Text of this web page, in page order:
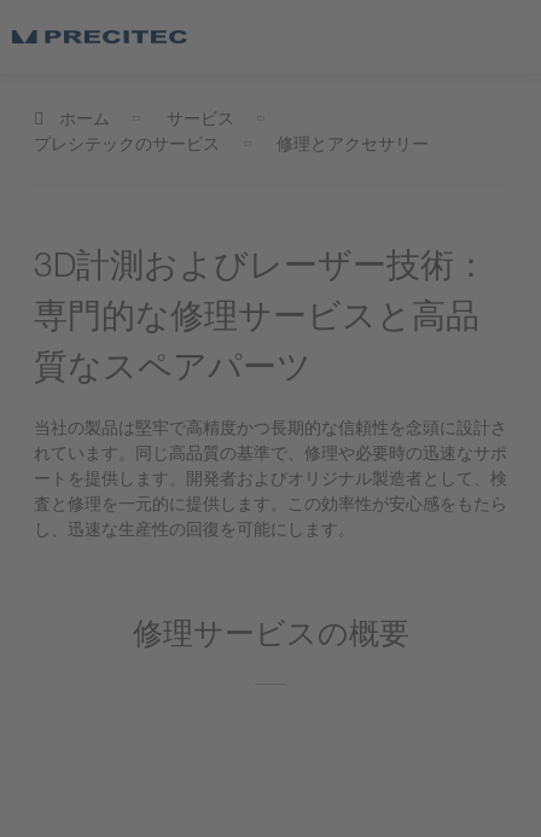
ホーム
サービス
プレシテックのサービス
修理とアクセサリー
3D計測およびレーザー技術：
専門的な修理サービスと高品
質なスペアパーツ
当社の製品は堅牢で高精度かつ長期的な信頼性を念頭に設計さ
れています。同じ高品質の基準で、修理や必要時の迅速なサポ
ートを提供します。開発者およびオリジナル製造者として、検
査と修理を一元的に提供します。この効率性が安心感をもたら
し、迅速な生産性の回復を可能にします。
修理サービスの概要